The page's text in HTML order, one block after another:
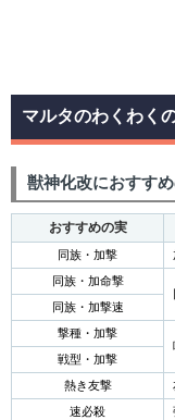
マルタのわくわく
獣神化改におすす
おすすめの実
同族・加撃
同族・加命撃
同族・加撃速
撃種・加撃
戦型・加撃
熱き友撃
速必殺